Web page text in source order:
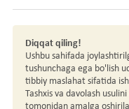
Diqqat qiling!
Ushbu sahifada
tushunchaga ega bo'lish
tibbiy maslahat sifatida
Tashxis va davolash
tomonidan amalga